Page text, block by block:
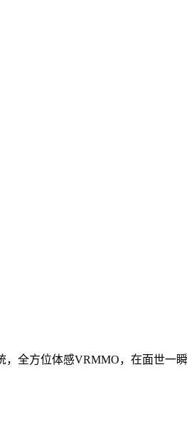
全方位体感VRMMO，在面世一瞬